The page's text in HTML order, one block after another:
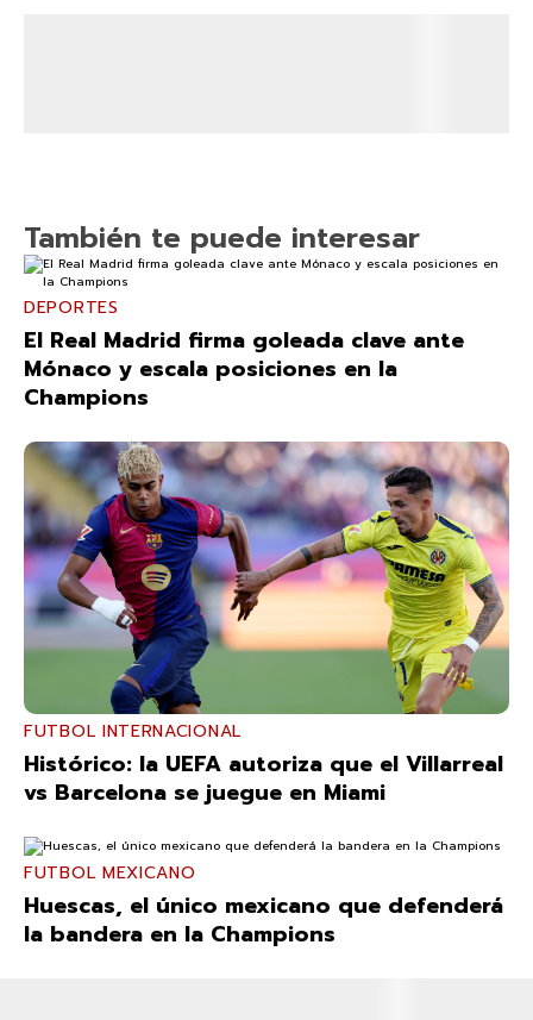
También te puede interesar
DEPORTES
El Real Madrid firma goleada clave ante
Mónaco y escala posiciones en la
Champions
FUTBOL INTERNACIONAL
Histórico: la UEFA autoriza que el Villarreal
vs Barcelona se juegue en Miami
FUTBOL MEXICANO
Huescas, el único mexicano que defenderá
la bandera en la Champions